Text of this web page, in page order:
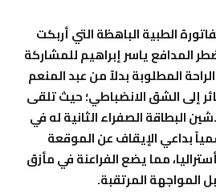
الطبية الباهظة التي أربكت
المدافع ياسر إبراهيم للمشاركة
المطلوبة بدلاً من عبد المنعم
إلى الشق الانضباطي؛ حيث تلقى
البطاقة الصفراء الثانية له في
بداعي الإيقاف عن الموقعة
مما يضع الفراعنة في مأزق
المواجهة المرتقبة.